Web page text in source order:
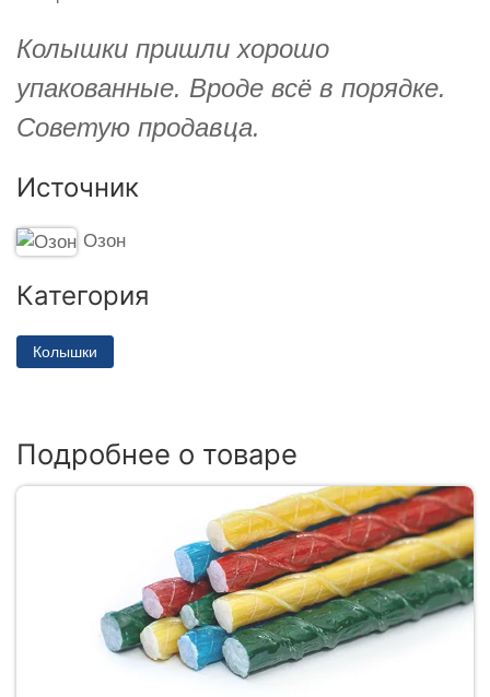
Колышки пришли хорошо
упакованные. Вроде всё в порядке.
Советую продавца.
Источник
Озон
Категория
Колышки
Подробнее о товаре